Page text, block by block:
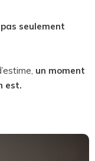
seulement
un moment
est.